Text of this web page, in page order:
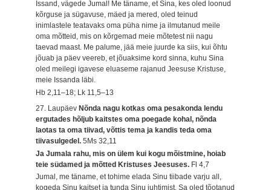
Issand, vägede Jumal! Me täname, et Sina, kes oled loonud
kõrguse ja sügavuse, mäed ja mered, oled teinud
inimlastele teatavaks oma püha nime ja ilmutanud meile
oma mõtteid, mis on kõrgemad meie mõtetest nii nagu
taevad maast. Me palume, jää meie juurde ka siis, kui õhtu
jõuab ja päev veereb, et jõuaksime kord sinna, kuhu Sina
oled meilegi igavese eluaseme rajanud Jeesuse Kristuse,
meie Issanda läbi.
Hb 2,11–18; Lk 11,5–13
27. Laupäev Nõnda nagu kotkas oma pesakonda lendu
ergutades hõljub kaitstes oma poegade kohal, nõnda
laotas ta oma tiivad, võttis tema ja kandis teda oma
tiivasulgedel.5Ms 32,11
Ja Jumala rahu, mis on ülem kui kogu mõistmine, hoiab
teie südamed ja mõtted Kristuses Jeesuses. Fl 4,7
Jumal, me täname, et tohime elada Sinu tiibade varju all,
kogeda Sinu kaitset ja tunda Sinu juhtimist. Sa oled tõotanud